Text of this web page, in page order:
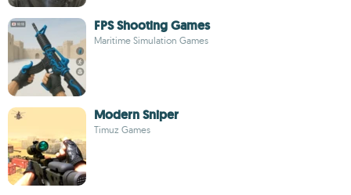
FPS Shooting Games
Maritime Simulation Games
Modern Sniper
Timuz Games